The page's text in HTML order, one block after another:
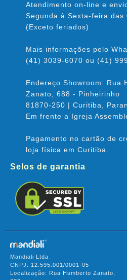
Atendimento on-line e
Segunda à Sexta-feira das
(Exceto feriados)
Mais informações pelo
(41) 3039-6070 ou (41)
Endereço Showroom: Rua
Zanato, 688 - Pinheirinho
81870-250 | Curitiba,
Em frente a Igreja
Pagamento no cartão de
loja física em Curitiba.
Selos de garantia
Mandiali Ltda
CNPJ: 12.595.001/0001-05
Localização: Rua Humberto Zanato,